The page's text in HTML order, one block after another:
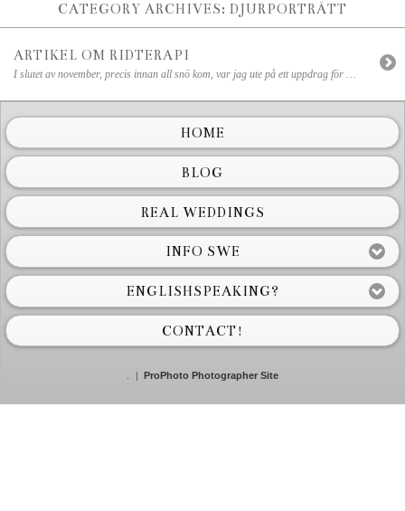
CATEGORY ARCHIVES: DJURPORTRÄTT
ARTIKEL OM RIDTERAPI
I slutet av november, precis innan all snö kom, var jag ute på ett uppdrag för M-magasin. Jag skulle ta bilder till en artikel om ridterapi som ska ingå i en bilaga om Hälsa i M-magasin. På Venedike gård träffade jag underbara Johanna som artikeln ska handla om, samt hennes terapeut Pia och den fina […]
HOME
BLOG
REAL WEDDINGS
INFO SWE
ENGLISHSPEAKING?
CONTACT!
ProPhoto Photographer Site